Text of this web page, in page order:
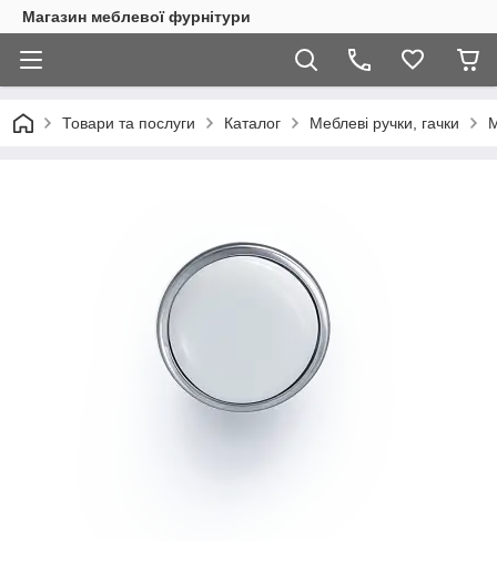
Магазин меблевої фурнітури
Товари та послуги Каталог Меблеві ручки, гачки